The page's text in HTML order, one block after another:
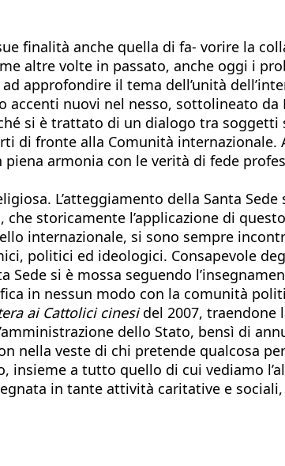
finalità anche quella di fa- vorire la
altre volte in passato, anche oggi i
approfondire il tema dell’unità
nuovi nel nesso, sottolineato da
si è trattato di un dialogo tra soggetti
di fronte alla Comunità internazionale.
armonia con le verità di fede
L’atteggiamento della Santa Sede
storicamente l’applicazione di
internazionale, si sono sempre
politici ed ideologici. Consapevole
si è mossa seguendo
in nessun modo con la comunità
ai Cattolici cinesidel 2007, traendone
dello Stato, bensì di
nella veste di chi pretende qualcosa
insieme a tutto quello di cui vediamo
in tante attività caritative e